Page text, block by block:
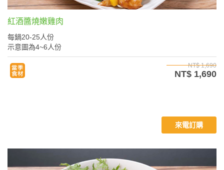
紅酒醬燒嫩雞肉
每鍋20-25人份
示意圖為4~6人份
NT$ 1,690
NT$ 1,690
來電訂購